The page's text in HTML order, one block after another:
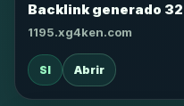
Backlink generado 32
1195.xg4ken.com
SI Abrir